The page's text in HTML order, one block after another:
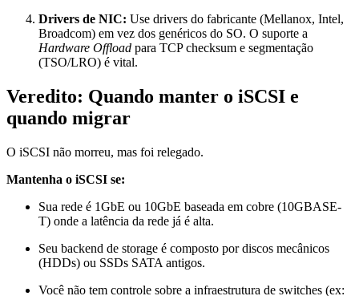
Drivers de NIC: Use drivers do fabricante (Mellanox, Intel,
Broadcom) em vez dos genéricos do SO. O suporte a
Hardware Offload para TCP checksum e segmentação
(TSO/LRO) é vital.
Veredito: Quando manter o iSCSI e
quando migrar
O iSCSI não morreu, mas foi relegado.
Mantenha o iSCSI se:
Sua rede é 1GbE ou 10GbE baseada em cobre (10GBASE-
T) onde a latência da rede já é alta.
Seu backend de storage é composto por discos mecânicos
(HDDs) ou SSDs SATA antigos.
Você não tem controle sobre a infraestrutura de switches (ex: